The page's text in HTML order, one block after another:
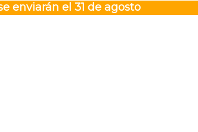
enviarán el 31 de agosto